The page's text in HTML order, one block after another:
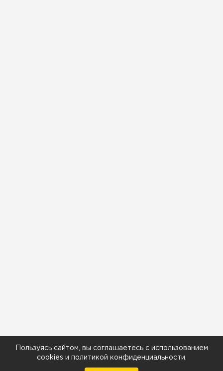
Пользуясь сайтом, вы соглашаетесь с использованием
cookies и политикой конфиденциальности